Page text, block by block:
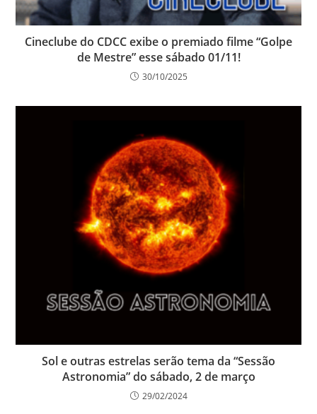
Cineclube do CDCC exibe o premiado filme “Golpe
de Mestre” esse sábado 01/11!
30/10/2025
Sol e outras estrelas serão tema da “Sessão
Astronomia” do sábado, 2 de março
29/02/2024